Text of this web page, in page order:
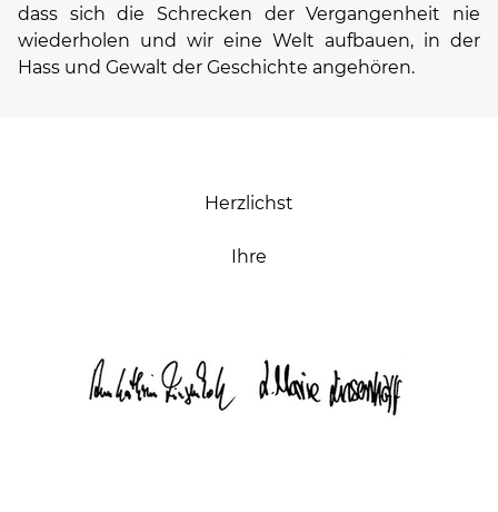
dass sich die Schrecken der Vergangenheit nie
wiederholen und wir eine Welt aufbauen, in der
Hass und Gewalt der Geschichte angehören.
Herzlichst
Ihre